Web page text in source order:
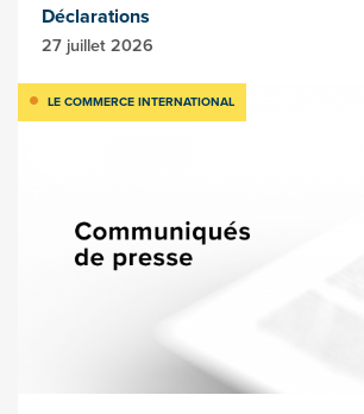
Déclarations
27 juillet 2026
LE COMMERCE INTERNATIONAL